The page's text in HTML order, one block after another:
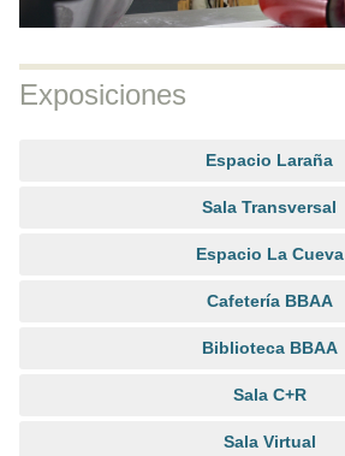
Exposiciones
Espacio Laraña
Sala Transversal
Espacio La Cueva
Cafetería BBAA
Biblioteca BBAA
Sala C+R
Sala Virtual